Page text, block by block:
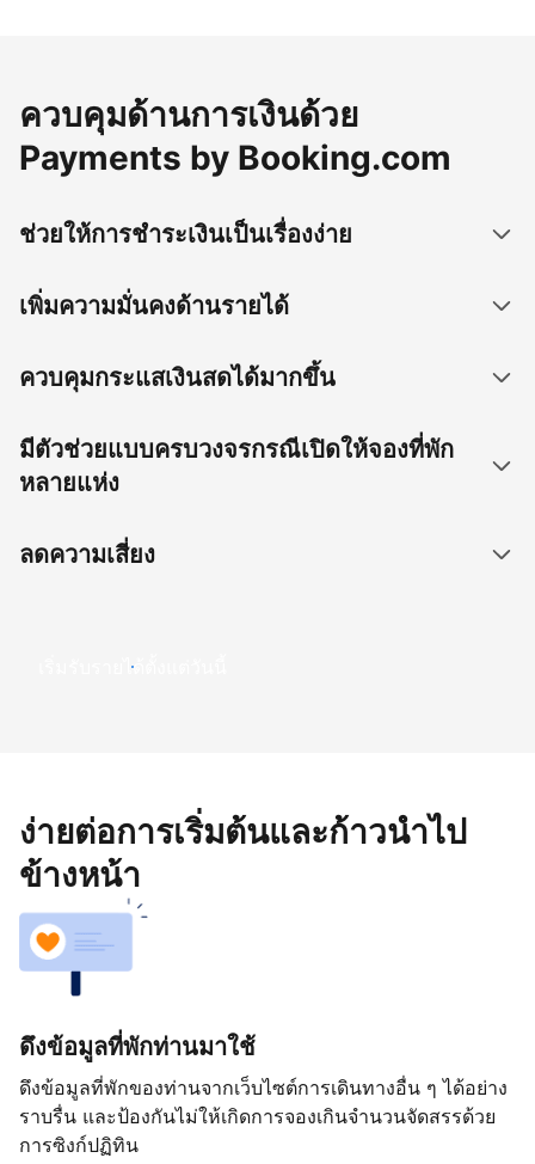
ควบคุมด้านการเงินด้วย
Payments by Booking.com
ช่วยให้การชำระเงินเป็นเรื่องง่าย
เพิ่มความมั่นคงด้านรายได้
ควบคุมกระแสเงินสดได้มากขึ้น
มีตัวช่วยแบบครบวงจรกรณีเปิดให้จองที่พัก
หลายแห่ง
ลดความเสี่ยง
เริ่มรับรายได้ตั้งแต่วันนี้
ง่ายต่อการเริ่มต้นและก้าวนำไป
ข้างหน้า
ดึงข้อมูลที่พักท่านมาใช้
ดึงข้อมูลที่พักของท่านจากเว็บไซต์การเดินทางอื่น ๆ ได้อย่าง
ราบรื่น และป้องกันไม่ให้เกิดการจองเกินจำนวนจัดสรรด้วย
การซิงก์ปฏิทิน